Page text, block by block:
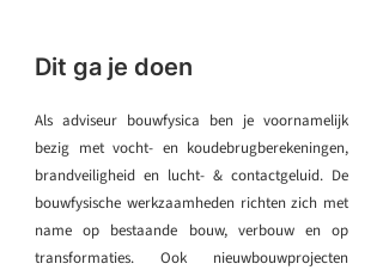
Dit ga je doen
Als adviseur bouwfysica ben je voornamelijk
bezig met vocht- en koudebrugberekeningen,
brandveiligheid en lucht- & contactgeluid. De
bouwfysische werkzaamheden richten zich met
name op bestaande bouw, verbouw en op
transformaties. Ook nieuwbouwprojecten